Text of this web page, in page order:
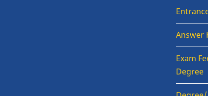
Answer
Exam
Degree